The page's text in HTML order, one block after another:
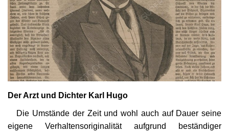
Kultur
Geschichte
Gesundheit
Wirtschaft
Kunst
Der Arzt und Dichter Karl Hugo
Die Umstände der Zeit und wohl auch auf Dauer seine
eigene Verhaltensoriginalität aufgrund beständiger